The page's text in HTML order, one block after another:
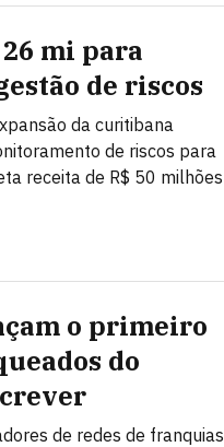
mi para
de riscos
da curitibana
de riscos para
receita de R$ 50 milhões
o primeiro
do
de redes de franquias